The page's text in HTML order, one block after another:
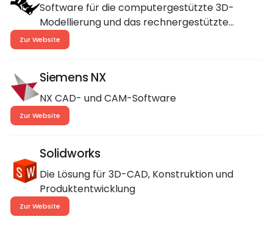
Software für die computergestützte 3D-
Modellierung und das rechnergestützte
Konstruieren
Zur Website
Siemens NX
NX CAD- und CAM-Software
Zur Website
Solidworks
Die Lösung für 3D-CAD, Konstruktion und
Produktentwicklung
Zur Website